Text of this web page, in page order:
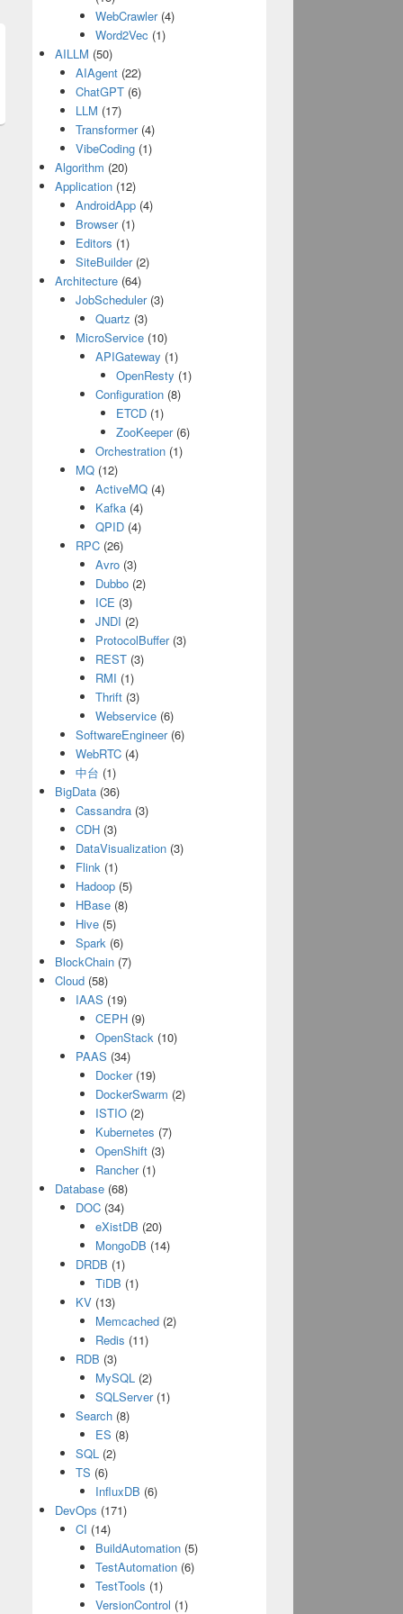
WebCrawler(4)
Word2Vec (1)
AILLM (50)
AIAgent(22)
ChatGPT(6)
LLM (17)
Transformer(4)
VibeCoding(1)
Algorithm (20)
Application (12)
AndroidApp(4)
Browser(1)
Editors (1)
SiteBuilder(2)
Architecture (64)
JobScheduler(3)
Quartz (3)
MicroService(10)
APIGateway (1)
OpenResty (1)
Configuration (8)
ETCD(1)
ZooKeeper(6)
Orchestration (1)
MQ(12)
ActiveMQ (4)
Kafka (4)
QPID (4)
RPC(26)
Avro (3)
Dubbo (2)
ICE (3)
JNDI (2)
ProtocolBuffer(3)
REST (3)
RMI (1)
Thrift (3)
Webservice (6)
SoftwareEngineer(6)
WebRTC(4)
中台 (1)
BigData (36)
Cassandra(3)
CDH(3)
DataVisualization(3)
Flink(1)
Hadoop(5)
HBase(8)
Hive(5)
Spark(6)
BlockChain (7)
Cloud (58)
IAAS (19)
CEPH (9)
OpenStack (10)
PAAS (34)
Docker(19)
DockerSwarm (2)
ISTIO (2)
Kubernetes (7)
OpenShift (3)
Rancher(1)
Database (68)
DOC(34)
eXistDB (20)
MongoDB (14)
DRDB (1)
TiDB (1)
KV(13)
Memcached (2)
Redis (11)
RDB (3)
MySQL (2)
SQLServer(1)
Search(8)
ES (8)
SQL(2)
TS (6)
InfluxDB (6)
DevOps (171)
CI (14)
BuildAutomation (5)
TestAutomation (6)
TestTools (1)
VersionControl (1)